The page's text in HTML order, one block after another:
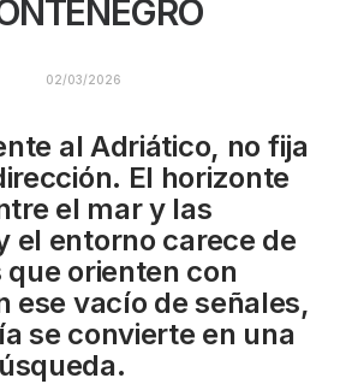
02/03/2026
al Adriático, no fija
El horizonte
el mar y las
el entorno carece de
que orienten con
ese vacío de señales,
se convierte en una